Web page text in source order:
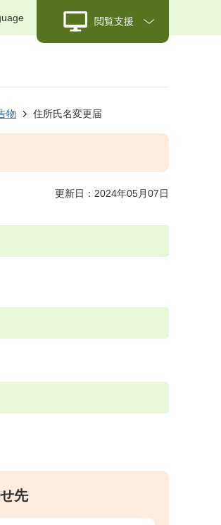
閲覧支援
物 住所氏名変更届
更新日：2024年05月07日
先